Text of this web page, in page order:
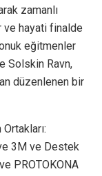
zamanlı
ve hayati finalde
eğitmenler
Solskin Ravn,
düzenlenen bir
3M ve Destek
PROTOKONA